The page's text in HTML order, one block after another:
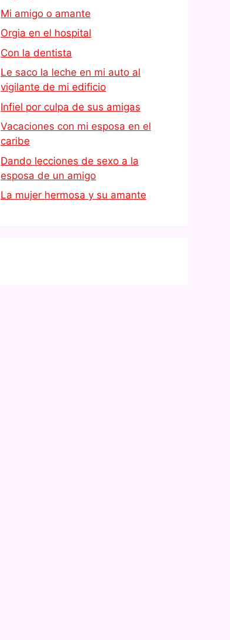
Mi amigo o amante
Orgia en el hospital
Con la dentista
Le saco la leche en mi auto al
vigilante de mi edificio
Infiel por culpa de sus amigas
Vacaciones con mi esposa en el
caribe
Dando lecciones de sexo a la
esposa de un amigo
La mujer hermosa y su amante